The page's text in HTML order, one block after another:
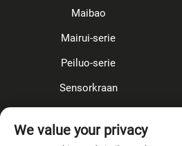
Maibao
Mairui-serie
Peiluo-serie
Sensorkraan
Accessoires
We value your privacy